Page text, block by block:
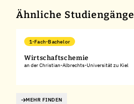
Ähnliche Studiengänge
1-Fach-Bachelor
Wirtschaftschemie
an der Christian-Albrechts-Universität zu Kiel
MEHR FINDEN